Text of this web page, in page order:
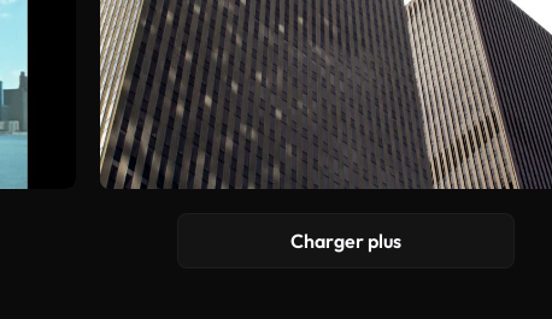
Charger plus